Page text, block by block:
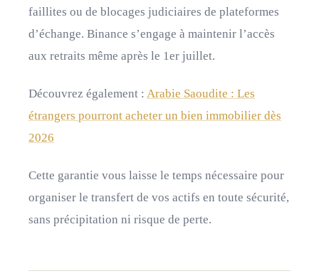
faillites ou de blocages judiciaires de plateformes
d’échange. Binance s’engage à maintenir l’accès
aux retraits même après le 1er juillet.
Découvrez également : Arabie Saoudite : Les
étrangers pourront acheter un bien immobilier dès
2026
Cette garantie vous laisse le temps nécessaire pour
organiser le transfert de vos actifs en toute sécurité,
sans précipitation ni risque de perte.